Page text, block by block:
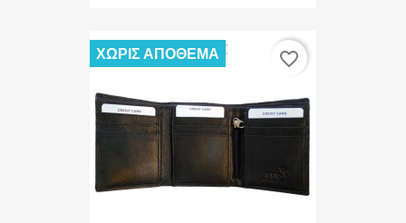
ΧΩΡΊΣ ΑΠΌΘΕΜΑ favorite_border